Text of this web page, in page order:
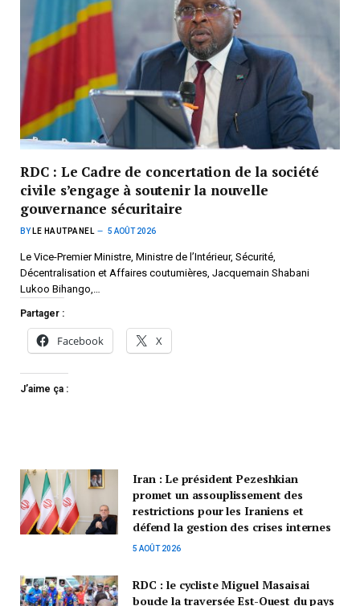
RDC : Le Cadre de concertation de la société
civile s’engage à soutenir la nouvelle
gouvernance sécuritaire
BY LE HAUTPANEL 5 AOÛT 2026
Le Vice-Premier Ministre, Ministre de l’Intérieur, Sécurité,
Décentralisation et Affaires coutumières, Jacquemain Shabani
Lukoo Bihango,…
Partager :
Facebook X
J’aime ça :
Iran : Le président Pezeshkian
promet un assouplissement des
restrictions pour les Iraniens et
défend la gestion des crises internes
5 AOÛT 2026
RDC : le cycliste Miguel Masaisai
boucle la traversée Est-Ouest du pays